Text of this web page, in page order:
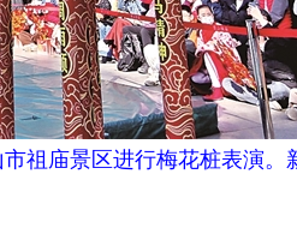
祖庙景区进行梅花桩表演。